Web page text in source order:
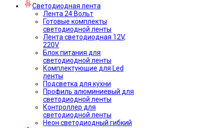
Светодиодная лента
Лента 24 Вольт
Готовые комплекты
светодиодной ленты
Лента светодиодная 12V,
220V
Блок питания для
светодиодной ленты
Комплектующие для Led
ленты
Подсветка для кухни
Профиль алюминиевый для
светодиодной ленты
Контроллер для
светодиодной ленты
Неон светодиодный гибкий